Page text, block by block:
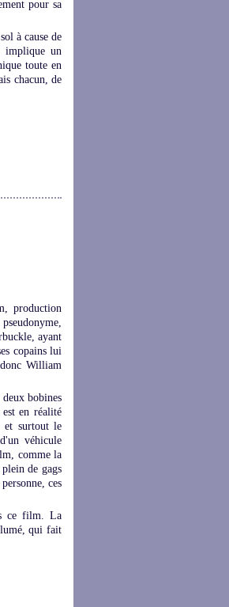
pour sa
à cause de
implique un
toute en
chacun, de
production
ayant
copains lui
William
bobines
en réalité
et surtout le
véhicule
comme la
de gags
ces
ce film. La
qui fait